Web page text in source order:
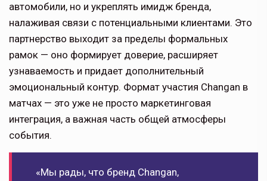
автомобили, но и укреплять имидж бренда,
налаживая связи с потенциальными клиентами. Это
партнерство выходит за пределы формальных
рамок — оно формирует доверие, расширяет
узнаваемость и придает дополнительный
эмоциональный контур. Формат участия Changan в
матчах — это уже не просто маркетинговая
интеграция, а важная часть общей атмосферы
события.
«Мы рады, что бренд Changan,